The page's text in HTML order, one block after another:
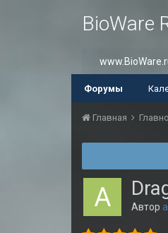
BioWare
Форумы
Главная
Автор